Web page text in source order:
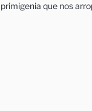
primigenia que nos